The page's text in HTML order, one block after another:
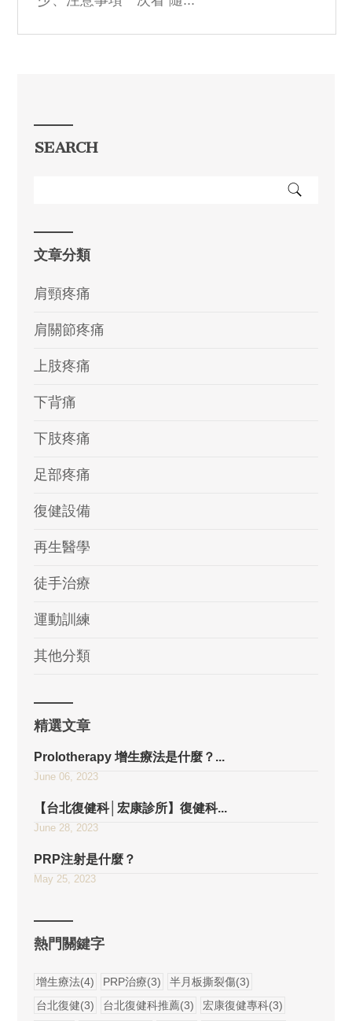
SEARCH
文章分類
肩頸疼痛
肩關節疼痛
上肢疼痛
下背痛
下肢疼痛
足部疼痛
復健設備
再生醫學
徒手治療
運動訓練
其他分類
精選文章
Prolotherapy 增生療法是什麼？...
June 06, 2023
【台北復健科│宏康診所】復健科...
June 28, 2023
PRP注射是什麼？
May 25, 2023
熱門關鍵字
增生療法(4) PRP治療(3)
半月板撕裂傷(3)
台北復健(3)
台北復健科推薦(3)
宏康復健專科(3)